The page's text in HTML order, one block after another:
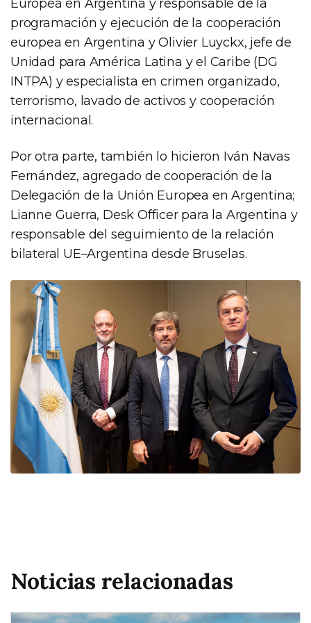
Europea en Argentina y responsable de la
programación y ejecución de la cooperación
europea en Argentina y Olivier Luyckx, jefe de
Unidad para América Latina y el Caribe (DG
INTPA) y especialista en crimen organizado,
terrorismo, lavado de activos y cooperación
internacional.
Por otra parte, también lo hicieron Iván Navas
Fernández, agregado de cooperación de la
Delegación de la Unión Europea en Argentina;
Lianne Guerra, Desk Officer para la Argentina y
responsable del seguimiento de la relación
bilateral UE–Argentina desde Bruselas.
Noticias relacionadas